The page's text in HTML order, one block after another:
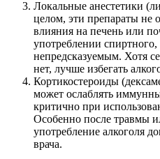
Локальные анестетики
целом, эти препараты не
влияния на печень или
употреблении
непредсказуемым. Хотя
нет, лучше избегать
Кортикостероиды
может ослаблять
критично при
Особенно после травмы
употребление алкоголя
врача.